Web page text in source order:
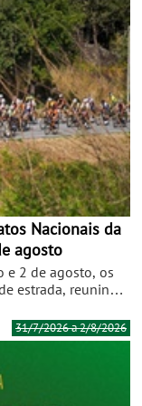
agosto
e 2 de agosto, os
estrada, reunindo
na luta pelos
nas categorias
(sub-19). A
serão as
as juniores
31/7/2026 a 2/8/2026